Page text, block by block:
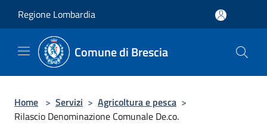
Regione Lombardia
Comune di Brescia
Home > Servizi > Agricoltura e pesca >
Rilascio Denominazione Comunale De.co.